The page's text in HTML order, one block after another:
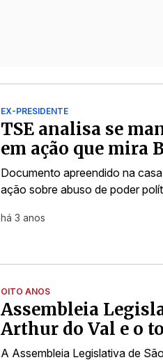
EX-PRESIDENTE
TSE analisa se
em ação que mira
Documento apreendido na
ação sobre abuso de poder
há 3 anos
OITO ANOS
Assembleia
Arthur do Val e o
A Assembleia Legislativa de